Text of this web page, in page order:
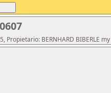
BERNHARD BIBERLE